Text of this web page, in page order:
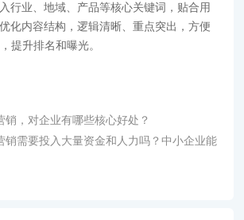
行业、地域、产品等核心关键词，贴合用
化内容结构，逻辑清晰、重点突出，方便
提升排名和曝光。
销，对企业有哪些核心好处？
销需要投入大量资金和人力吗？中小企业能